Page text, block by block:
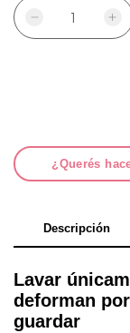
¿Querés
Descripción
Lavar
deforman
guardar